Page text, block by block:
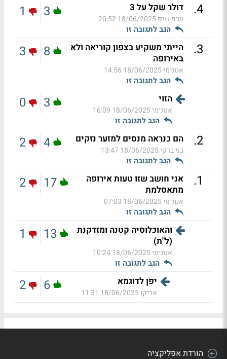
4
. דולר שקל על 3
שיפ שיפ18/06/2025 20:52
הגב לתגובה זו
3
1
3
.
הייתי משקיע בצפון קוריאה ולא
באירופה
אנונימי18/06/2025 14:56
הגב לתגובה זו
8
3
הזוי
אנונימי18/06/2025 16:09
הגב לתגובה זו
3
0
2
. הם כנראה מנסים למזער נזקים
בני ברקי18/06/2025 13:47
הגב לתגובה זו
4
2
1
.
אני חושב שזו טעות אירופה
מתאסלמת
אנונימי18/06/2025 07:03
הגב לתגובה זו
17
2
והאוכלוסיה קטנה ומזדקנת
(ל"ת)
אנונימי18/06/2025 10:24
הגב לתגובה זו
13
1
יפן לדוגמא
אריקו18/06/2025 11:31
6
2
הורדת אפליקציה